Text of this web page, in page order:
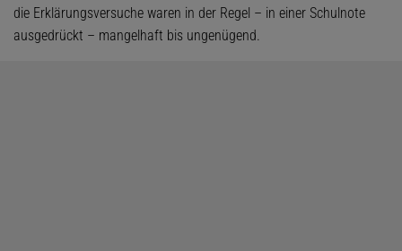
die Erklärungsversuche waren in der Regel – in einer Schulnote
ausgedrückt – mangelhaft bis ungenügend.